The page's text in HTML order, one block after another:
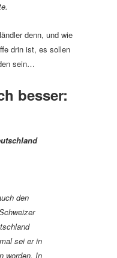
denn, und wie
drin ist, es sollen
sein…
besser:
den
sei er in
worden. In